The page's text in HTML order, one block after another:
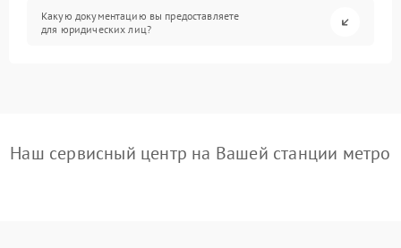
Какую документацию вы предоставляете
для юридических лиц?
Наш сервисный центр на Вашей станции метро